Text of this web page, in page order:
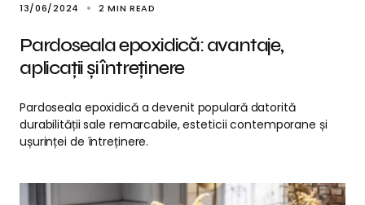
13/06/2024 2 MIN READ
Pardoseala epoxidică: avantaje,
aplicații și întreținere
Pardoseala epoxidică a devenit populară datorită
durabilității sale remarcabile, esteticii contemporane și
ușurinței de întreținere.